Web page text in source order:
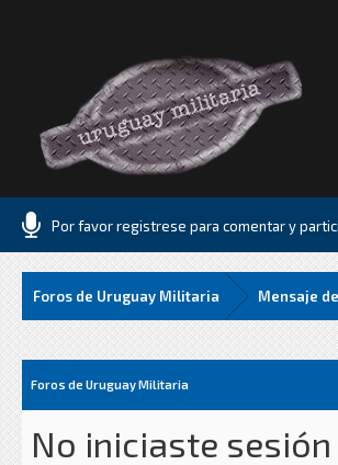
Por favor registrese para comentar y
Foros de Uruguay Militaria Mensaje
Foros de Uruguay Militaria
No iniciaste